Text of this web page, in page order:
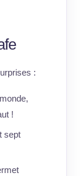
:
!
sept